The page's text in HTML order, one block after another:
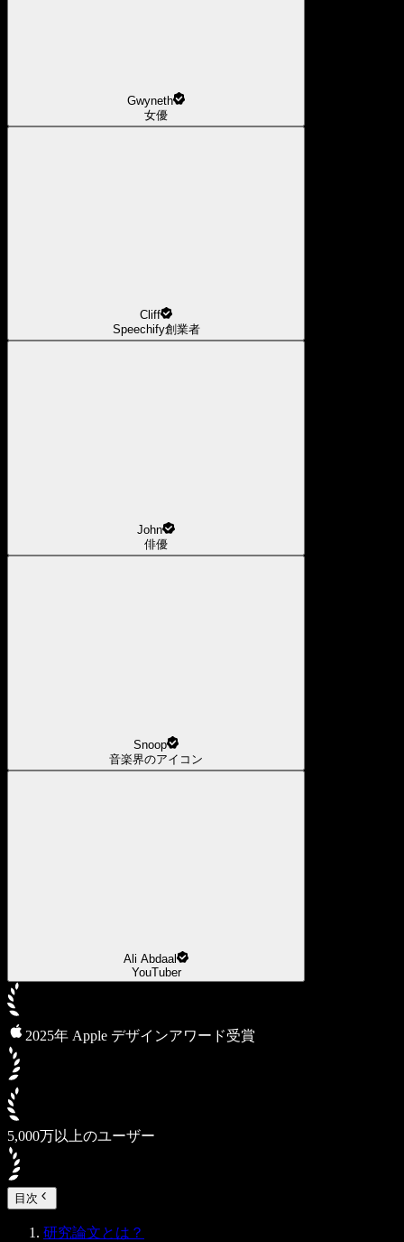
Gwyneth
女優
Cliff
Speechify創業者
John
俳優
Snoop
音楽界のアイコン
Ali Abdaal
YouTuber
2025年 Apple デザインアワード受賞
5,000万以上のユーザー
目次
研究論文とは？